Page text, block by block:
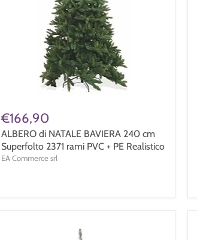
€166,90
ALBERO di NATALE BAVIERA 240 cm
Superfolto 2371 rami PVC + PE Realistico
EA Commerce srl